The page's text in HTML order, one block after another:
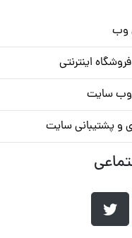
وب
اینترنتی
وب سایت
و پشتیبانی سایت